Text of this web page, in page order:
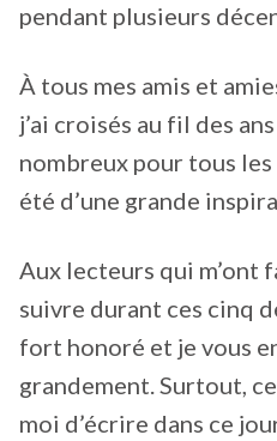
pendant plusieurs
À tous mes amis et
j’ai croisés au fil des
nombreux pour tous les
été d’une grande
Aux lecteurs qui m’ont
suivre durant ces cinq
fort honoré et je vous
grandement. Surtout,
moi d’écrire dans ce